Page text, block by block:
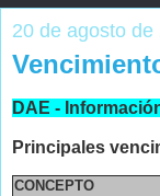
20 de agosto de
DAE -
Principales
CONCEPTO